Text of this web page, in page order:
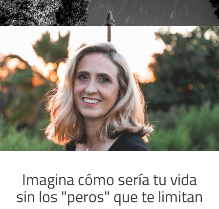
Imagina cómo sería tu vida
sin los "peros" que te limitan